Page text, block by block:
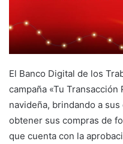
El Banco Digital de los
campaña «Tu
navideña, brindando a
obtener sus compras de
que cuenta con la